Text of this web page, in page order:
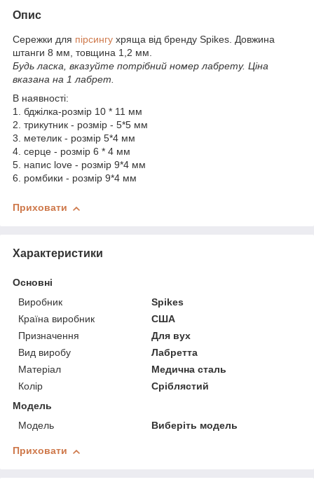
Опис
Сережки для пірсингу хряща від бренду Spikes. Довжина
штанги 8 мм, товщина 1,2 мм.
Будь ласка, вказуйте потрібний номер лабрету. Ціна
вказана на 1 лабрет.
В наявності:
1. бджілка-розмір 10 * 11 мм
2. трикутник - розмір - 5*5 мм
3. метелик - розмір 5*4 мм
4. серце - розмір 6 * 4 мм
5. напис love - розмір 9*4 мм
6. ромбики - розмір 9*4 мм
Приховати
Характеристики
Основні
Виробник
Spikes
Країна виробник
США
Призначення
Для вух
Вид виробу
Лабретта
Матеріал
Медична сталь
Колір
Сріблястий
Модель
Модель
Виберіть модель
Приховати